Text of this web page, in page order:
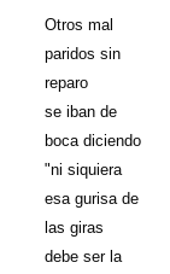
Otros mal
paridos sin
reparo
se iban de
boca diciendo
"ni siquiera
esa gurisa de
las giras
debe ser la